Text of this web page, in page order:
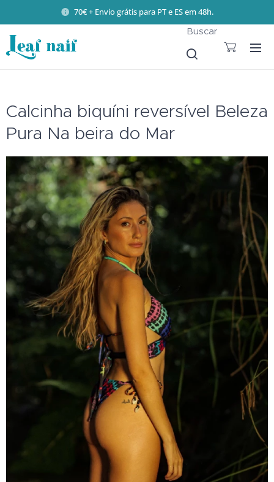
70€ + Envio grátis para PT e ES em 48h.
Buscar
Calcinha biquíni reversível Beleza
Pura Na beira do Mar